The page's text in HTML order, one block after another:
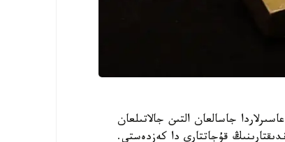
سونداي- اق ⅩⅨ عاسىردا جاسالعان التىن ميكروسكوپ، XVIII- XIX عاسىرلاردا جاسالعان التىن جالاتىلعان